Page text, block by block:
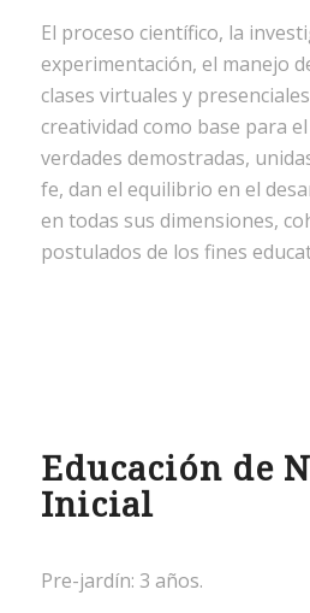
El proceso científico, la
experimentación, el manejo
clases virtuales y
creatividad como base para
verdades demostradas,
fe, dan el equilibrio en el
en todas sus dimensiones,
postulados de los fines
Educación de
Inicial
Pre-jardín: 3 años.